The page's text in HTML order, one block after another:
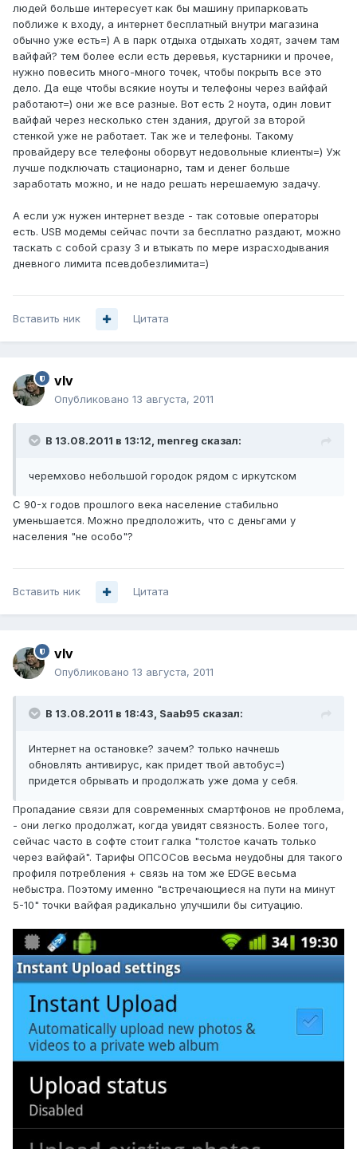
людей больше интересует как бы машину припарковать
поближе к входу, а интернет бесплатный внутри магазина
обычно уже есть=) А в парк отдыха отдыхать ходят, зачем там
вайфай? тем более если есть деревья, кустарники и прочее,
нужно повесить много-много точек, чтобы покрыть все это
дело. Да еще чтобы всякие ноуты и телефоны через вайфай
работают=) они же все разные. Вот есть 2 ноута, один ловит
вайфай через несколько стен здания, другой за второй
стенкой уже не работает. Так же и телефоны. Такому
провайдеру все телефоны оборвут недовольные клиенты=) Уж
лучше подключать стационарно, там и денег больше
заработать можно, и не надо решать нерешаемую задачу.
А если уж нужен интернет везде - так сотовые операторы
есть. USB модемы сейчас почти за бесплатно раздают, можно
таскать с собой сразу 3 и втыкать по мере израсходывания
дневного лимита псевдобезлимита=)
Вставить ник Цитата
vIv
Опубликовано 13 августа, 2011
В 13.08.2011 в 13:12, menreg сказал:
черемхово небольшой городок рядом с иркутском
С 90-х годов прошлого века население стабильно
уменьшается. Можно предположить, что с деньгами у
населения "не особо"?
Вставить ник Цитата
vIv
Опубликовано 13 августа, 2011
В 13.08.2011 в 18:43, Saab95 сказал:
Интернет на остановке? зачем? только начнешь
обновлять антивирус, как придет твой автобус=)
придется обрывать и продолжать уже дома у себя.
Пропадание связи для современных смартфонов не проблема,
- они легко продолжат, когда увидят связность. Более того,
сейчас часто в софте стоит галка "толстое качать только
через вайфай". Тарифы ОПСОСов весьма неудобны для такого
профиля потребления + связь на том же EDGE весьма
небыстра. Поэтому именно "встречающиеся на пути на минут
5-10" точки вайфая радикально улучшили бы ситуацию.